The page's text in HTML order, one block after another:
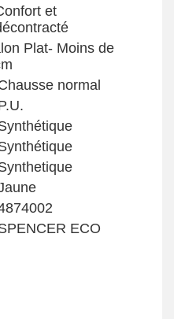
et
Plat- Moins de
normal
ECO